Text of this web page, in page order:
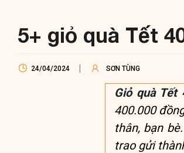
5+ giỏ quà Tết
24/04/2024 SƠN TÙNG
Giỏ quà Tết
400.000
thân, bạn
trao gửi